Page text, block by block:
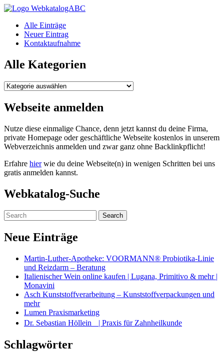
WebkatalogABC
Alle Einträge
Neuer Eintrag
Kontaktaufnahme
Alle Kategorien
Alle
Webseite anmelden
Nutze diese einmalige Chance, denn jetzt kannst du deine Firma,
private Homepage oder geschäftliche Webseite kostenlos in unserem
Webverzeichnis anmelden und zwar ganz ohne Backlinkpflicht!
Erfahre hierwie du deine Webseite(n) in wenigen Schritten bei uns
gratis anmelden kannst.
Webkatalog-Suche
Neue Einträge
Martin-Luther-Apotheke: VOORMANN® Probiotika-Linie
und Reizdarm – Beratung
Italienischer Wein online kaufen | Lugana, Primitivo & mehr |
Monavini
Asch Kunststoffverarbeitung – Kunststoffverpackungen und
mehr
Lumen Praxismarketing
Dr. Sebastian Höllein | Praxis für Zahnheilkunde
Schlagwörter